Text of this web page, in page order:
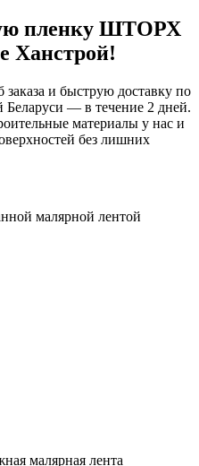
пленку ШТОРХ
Ханстрой!
и быструю доставку по
Беларуси — в течение 2 дней.
материалы у нас и
без лишних
малярной лентой
малярная лента